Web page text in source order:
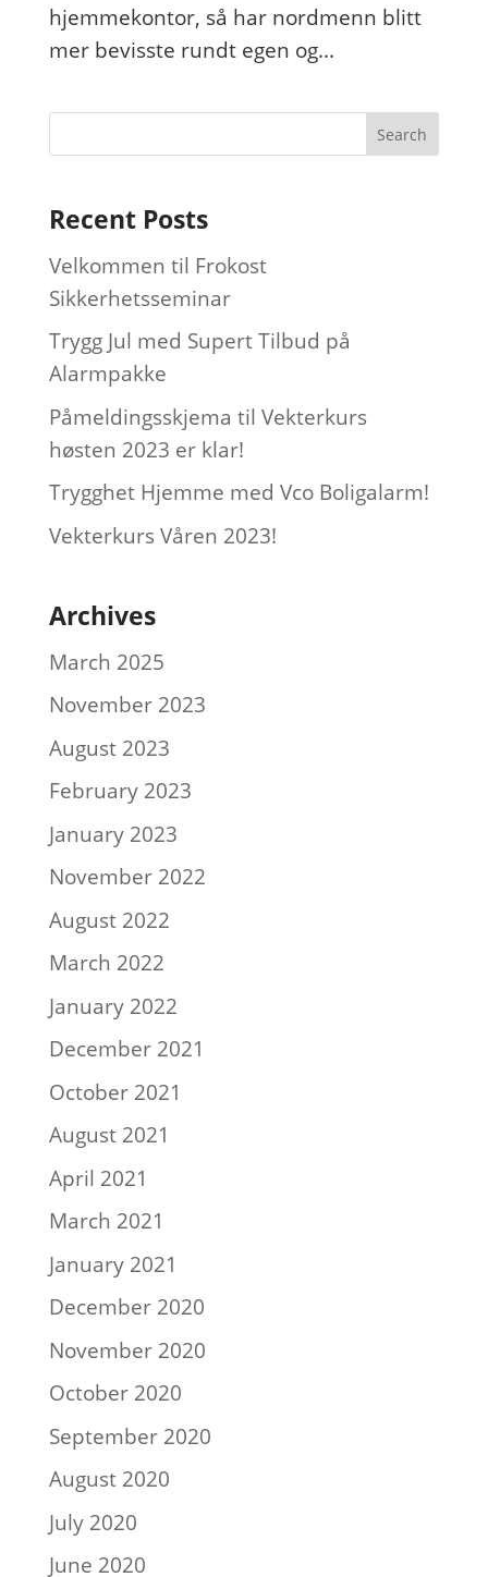
hjemmekontor, så har nordmenn blitt
mer bevisste rundt egen og...
Recent Posts
Velkommen til Frokost
Sikkerhetsseminar
Trygg Jul med Supert Tilbud på
Alarmpakke
Påmeldingsskjema til Vekterkurs
høsten 2023 er klar!
Trygghet Hjemme med Vco Boligalarm!
Vekterkurs Våren 2023!
Archives
March 2025
November 2023
August 2023
February 2023
January 2023
November 2022
August 2022
March 2022
January 2022
December 2021
October 2021
August 2021
April 2021
March 2021
January 2021
December 2020
November 2020
October 2020
September 2020
August 2020
July 2020
June 2020